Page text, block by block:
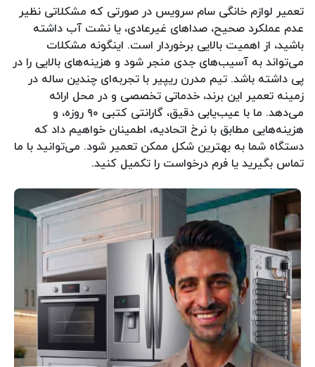
تعمیر لوازم خانگی سام سرویس در صورتی که مشکلاتی نظیر
عدم عملکرد صحیح، صداهای غیرعادی، یا نشت آب داشته
باشید، از اهمیت بالایی برخوردار است. اینگونه مشکلات
می‌تواند به آسیب‌های جدی منجر شود و هزینه‌های بالایی را در
پی داشته باشد. تیم مدرن ریپیر با تجربه‌ای چندین ساله در
زمینه تعمیر این برند، خدماتی تخصصی و در محل ارائه
می‌دهد. ما با عیب‌یابی دقیق، گارانتی کتبی ۹۰ روزه، و
هزینه‌هایی مطابق با نرخ اتحادیه، اطمینان خواهیم داد که
دستگاه شما به بهترین شکل ممکن تعمیر شود. می‌توانید با ما
تماس بگیرید یا فرم درخواست را تکمیل کنید.